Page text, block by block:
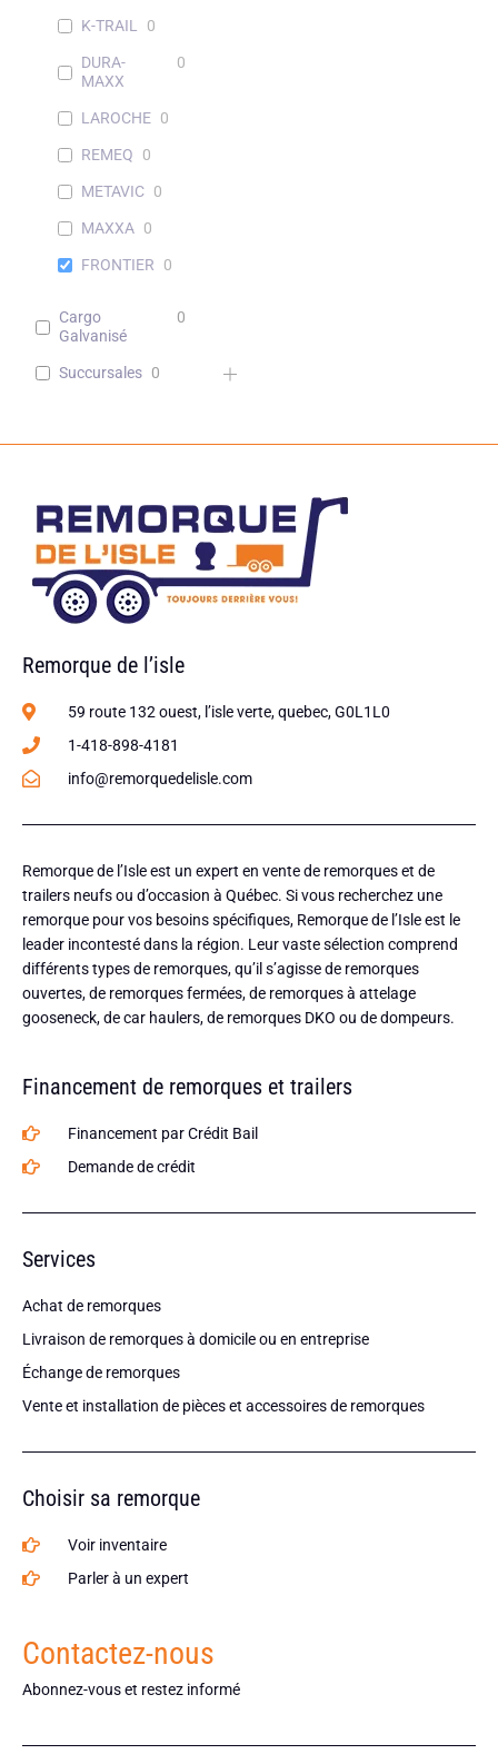
K-TRAIL 0
DURA-
MAXX
0
LAROCHE 0
REMEQ 0
METAVIC 0
MAXXA 0
FRONTIER 0
Cargo
Galvanisé
0
Succursales 0
Remorque de l’isle
59 route 132 ouest, l’isle verte, quebec, G0L1L0
1-418-898-4181
info@remorquedelisle.com
Remorque de l’Isle est un expert en vente de remorques et de
trailers neufs ou d’occasion à Québec. Si vous recherchez une
remorque pour vos besoins spécifiques, Remorque de l’Isle est le
leader incontesté dans la région. Leur vaste sélection comprend
différents types de remorques, qu’il s’agisse de remorques
ouvertes, de remorques fermées, de remorques à attelage
gooseneck, de car haulers, de remorques DKO ou de dompeurs.
Financement de remorques et trailers
Financement par Crédit Bail
Demande de crédit
Services
Achat de remorques
Livraison de remorques à domicile ou en entreprise
Échange de remorques
Vente et installation de pièces et accessoires de remorques
Choisir sa remorque
Voir inventaire
Parler à un expert
Contactez-nous
Abonnez-vous et restez informé